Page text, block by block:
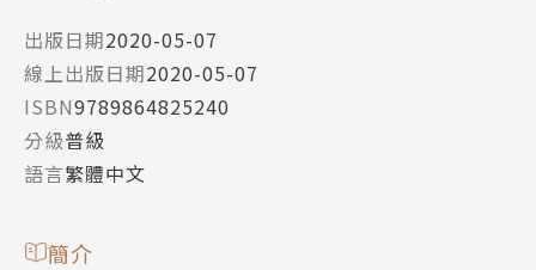
出版日期2020-05-07
線上出版日期2020-05-07
ISBN9789864825240
分級普級
語言繁體中文
簡介